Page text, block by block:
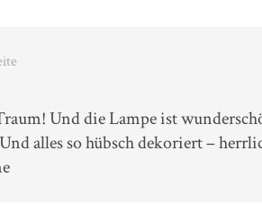
Und die Lampe ist
alles so hübsch dekoriert –